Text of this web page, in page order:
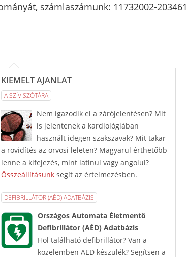
számlaszámunk: 11732002-
KIEMELT AJÁNLAT
A SZÍV SZÓTÁRA
Nem igazodik el a zárójelentésen? Mit
is jelentenek a kardiológiában
használt idegen szakszavak? Mit takar
a rövidítés az orvosi leleten? Magyarul érthetőbb
lenne a kifejezés, mint latinul vagy angolul?
Összeállításunk segít az értelmezésben.
DEFIBRILLÁTOR (AÉD) ADATBÁZIS
Országos Automata Életmentő
Defibrillátor (AÉD) Adatbázis
Hol található defibrillátor? Van a
közelemben AED készülék? Segítsen a